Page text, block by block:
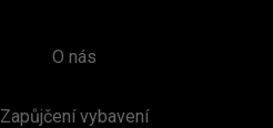
O nás
Zapůjčení vybavení